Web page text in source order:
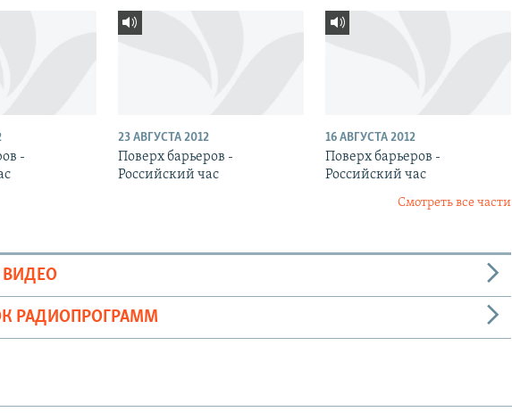
-
23 АВГУСТА 2012
Поверх барьеров -
Российский час
16 АВГУСТА 2012
Поверх барьеров -
Российский час
Смотреть все части
ВИДЕО
РАДИОПРОГРАММ